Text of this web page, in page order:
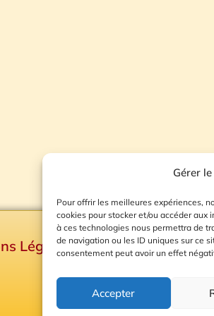
Gérer
Pour offrir les meilleures expériences,
cookies pour stocker et/ou accéder
à ces technologies nous permettra de
de navigation ou les ID uniques sur ce
consentement peut avoir un effet
Accepter
Légales
Plan du site